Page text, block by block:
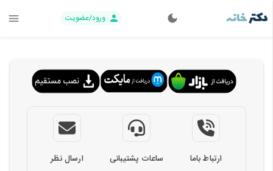
ورود/عضویت
ارتباط باما
ساعات پشتیبانی
ارسال نظر